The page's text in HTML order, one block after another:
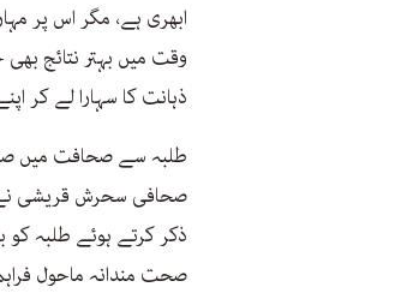
ابھری ہے، مگر اس پر
وقت میں بہتر نتائج
ذہانت کا سہارا لے کر
طلبہ سے صحافت میں
صحافی سحرش قریشی نے
ذکر کرتے ہوئے طلبہ
صحت مندانہ ماحول